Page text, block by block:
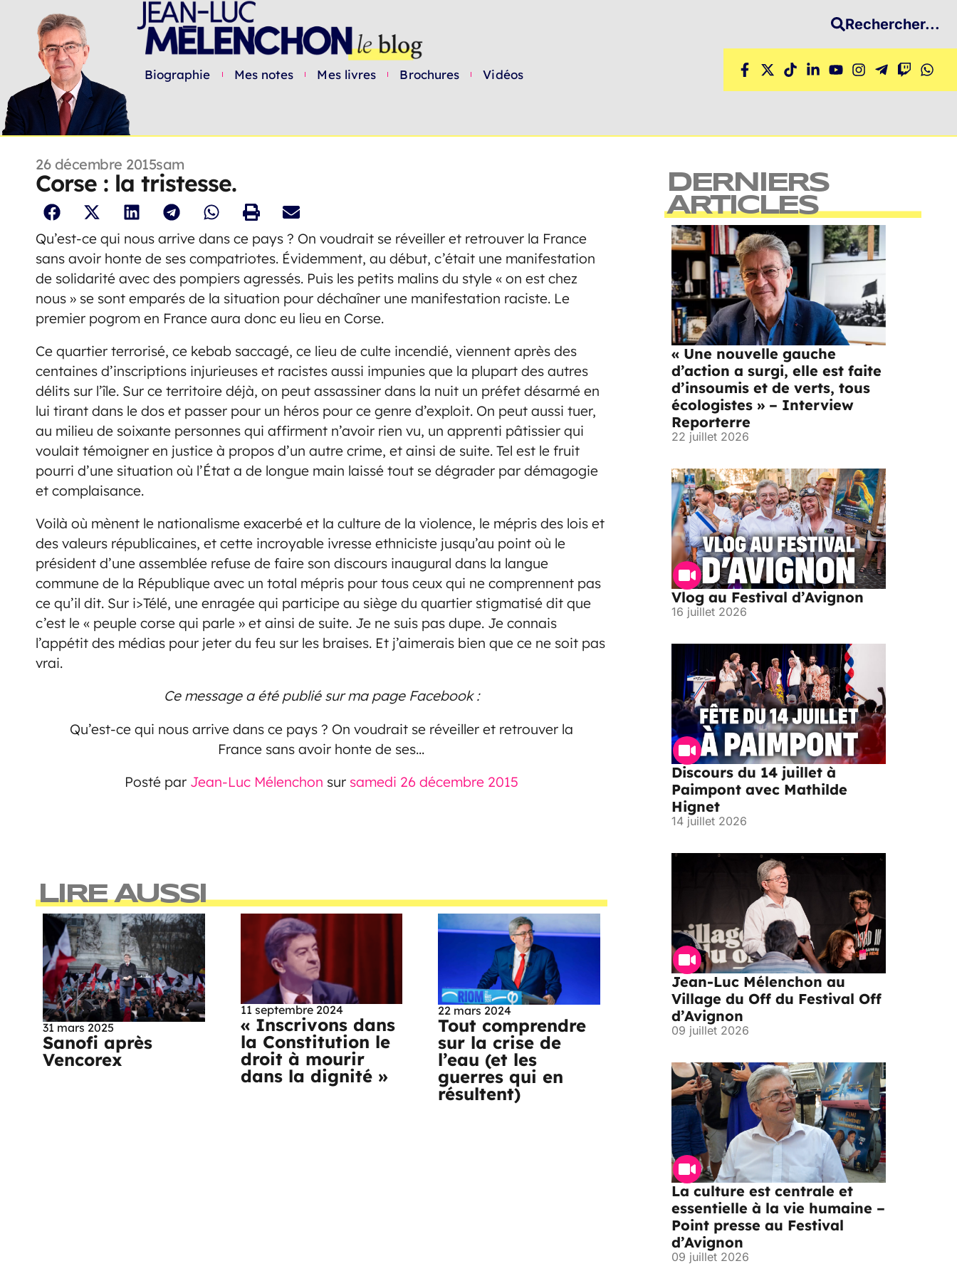
Biographie Mes notes Mes livres Brochures Vidéos
Rechercher...
26 décembre 2015sam
Corse : la tristesse.
Qu’est-ce qui nous arrive dans ce pays ? On voudrait se réveiller et retrouver la France
sans avoir honte de ses compatriotes. Évidemment, au début, c’était une manifestation
de solidarité avec des pompiers agressés. Puis les petits malins du style « on est chez
nous » se sont emparés de la situation pour déchaîner une manifestation raciste. Le
premier pogrom en France aura donc eu lieu en Corse.
Ce quartier terrorisé, ce kebab saccagé, ce lieu de culte incendié, viennent après des
centaines d’inscriptions injurieuses et racistes aussi impunies que la plupart des autres
délits sur l’île. Sur ce territoire déjà, on peut assassiner dans la nuit un préfet désarmé en
lui tirant dans le dos et passer pour un héros pour ce genre d’exploit. On peut aussi tuer,
au milieu de soixante personnes qui affirment n’avoir rien vu, un apprenti pâtissier qui
voulait témoigner en justice à propos d’un autre crime, et ainsi de suite. Tel est le fruit
pourri d’une situation où l’État a de longue main laissé tout se dégrader par démagogie
et complaisance.
Voilà où mènent le nationalisme exacerbé et la culture de la violence, le mépris des lois et
des valeurs républicaines, et cette incroyable ivresse ethniciste jusqu’au point où le
président d’une assemblée refuse de faire son discours inaugural dans la langue
commune de la République avec un total mépris pour tous ceux qui ne comprennent pas
ce qu’il dit. Sur i>Télé, une enragée qui participe au siège du quartier stigmatisé dit que
c’est le « peuple corse qui parle » et ainsi de suite. Je ne suis pas dupe. Je connais
l’appétit des médias pour jeter du feu sur les braises. Et j’aimerais bien que ce ne soit pas
vrai.
Ce message a été publié sur ma page Facebook :
Qu’est-ce qui nous arrive dans ce pays ? On voudrait se réveiller et retrouver la
France sans avoir honte de ses…
Posté par Jean-Luc Mélenchon sur samedi 26 décembre 2015
LIRE AUSSI
31 mars 2025
Sanofi après
Vencorex
11 septembre 2024
« Inscrivons dans
la Constitution le
droit à mourir
dans la dignité »
22 mars 2024
Tout comprendre
sur la crise de
l’eau (et les
guerres qui en
résultent)
DERNIERS
ARTICLES
« Une nouvelle gauche
d’action a surgi, elle est faite
d’insoumis et de verts, tous
écologistes » – Interview
Reporterre
22 juillet 2026
Vlog au Festival d’Avignon
16 juillet 2026
Discours du 14 juillet à
Paimpont avec Mathilde
Hignet
14 juillet 2026
Jean-Luc Mélenchon au
Village du Off du Festival Off
d’Avignon
09 juillet 2026
La culture est centrale et
essentielle à la vie humaine –
Point presse au Festival
d’Avignon
09 juillet 2026